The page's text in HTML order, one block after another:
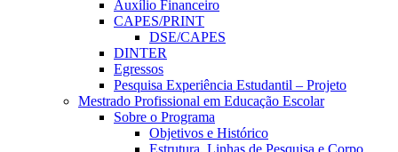
Auxílio Financeiro
CAPES/PRINT
DSE/CAPES
DINTER
Egressos
Pesquisa Experiência Estudantil – Projeto
Mestrado Profissional em Educação Escolar
Sobre o Programa
Objetivos e Histórico
Estrutura, Linhas de Pesquisa e Corpo